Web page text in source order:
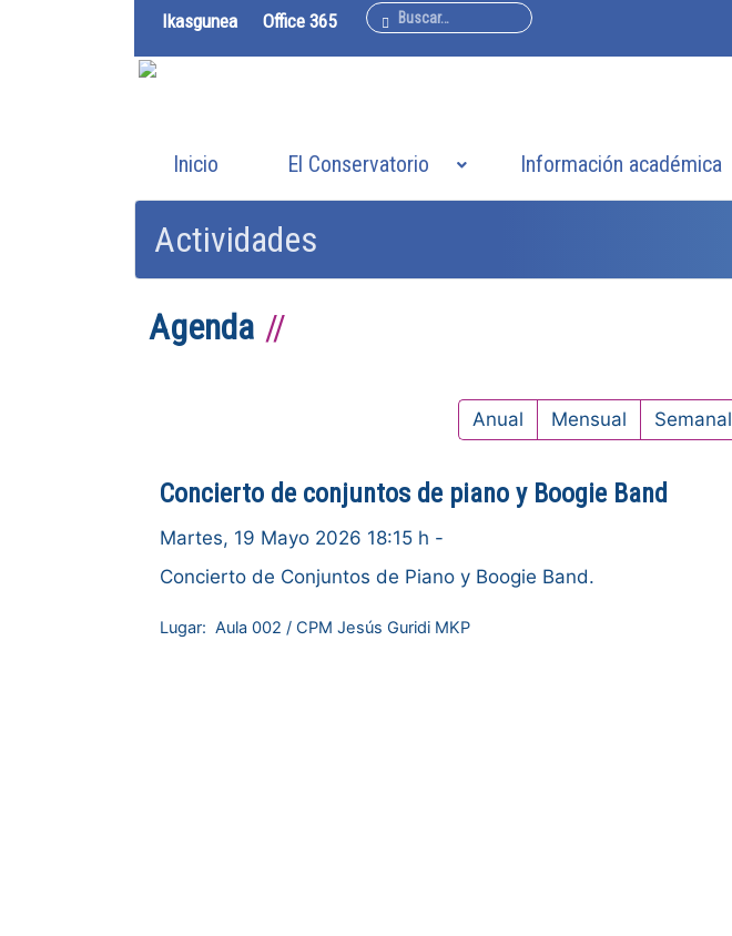
Ikasgunea Office 365 Buscar
Inicio El Conservatorio Información académica
Actividades
Agenda
Anual Mensual Semanal
Concierto de conjuntos de piano y Boogie Band
Martes, 19 Mayo 2026 18:15 h -
Concierto de Conjuntos de Piano y Boogie Band.
Lugar: Aula 002 / CPM Jesús Guridi MKP